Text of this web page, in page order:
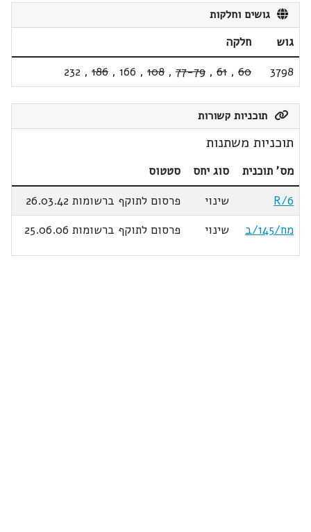
גושים וחלקות
גוש
חלקה
3798
60
,
61
,
77-79
,
108
,
166
,
186
,
232
תוכניות קשורות
תוכניות משתנות
מס' תוכנית סוג יחס
סטטוס
R/6
שינוי
פרסום לתוקף ברשומות 26.03.42
מח/145/ב
שינוי פרסום לתוקף ברשומות 25.06.06